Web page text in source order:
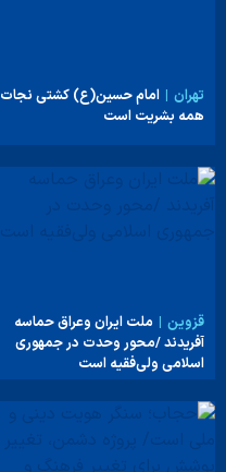
تهران
امام حسین(ع) کشتی نجات
همه بشریت است
قزوین
ملت ایران وعراق حماسه
آفریدند /محور وحدت در جمهوری
اسلامی ولی‌فقیه است